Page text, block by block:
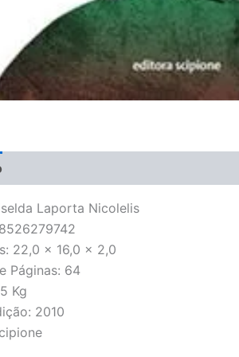
Laporta Nicolelis
22,0 x 16,0 x 2,0
Páginas: 64
Kg
2010